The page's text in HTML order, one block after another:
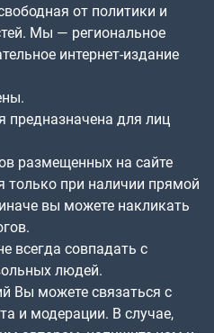
от политики и
Мы — региональное
интернет-издание
для лиц
размещенных на сайте
только при наличии прямой
вы можете накликать
всегда совпадать с
людей.
Вы можете связаться с
и модерации. В случае,